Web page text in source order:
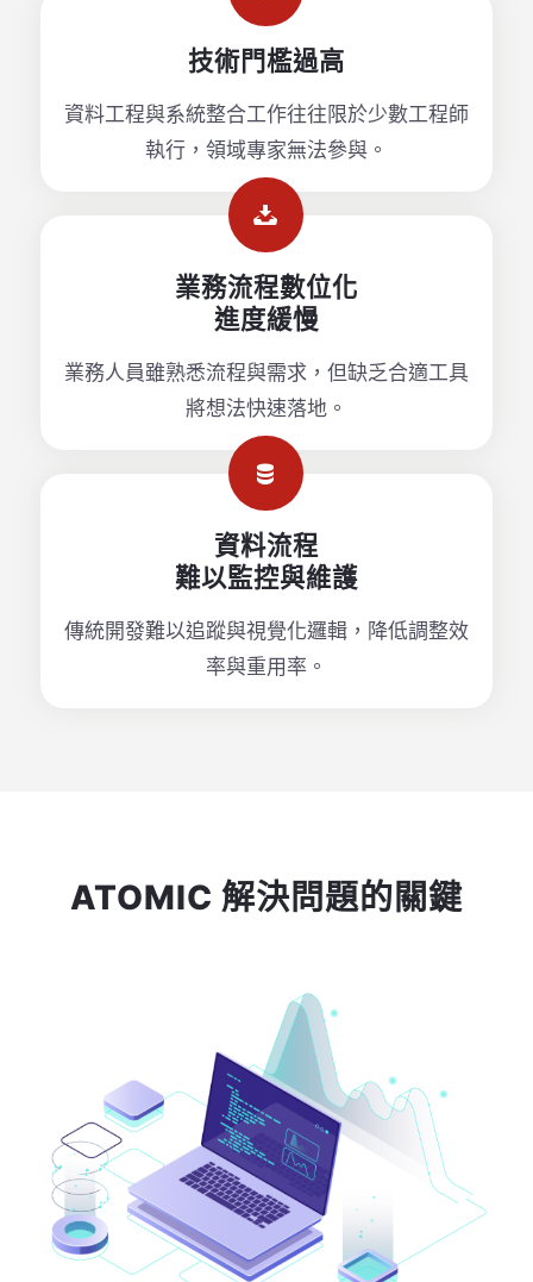
技術門檻過高
資料工程與系統整合工作往往限於少數工程師
執行，領域專家無法參與。
業務流程數位化
進度緩慢
業務人員雖熟悉流程與需求，但缺乏合適工具
將想法快速落地。
資料流程
難以監控與維護
傳統開發難以追蹤與視覺化邏輯，降低調整效
率與重用率。
ATOMIC 解決問題的關鍵